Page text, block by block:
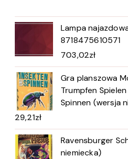
Lampa
8718475610571
703,02zł
Gra planszowa
Trumpfen
Spinnen (wersja
29,21zł
Ravensburger
niemiecka)